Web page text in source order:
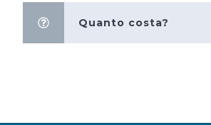
Quanto costa?